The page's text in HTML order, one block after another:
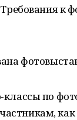
к
по